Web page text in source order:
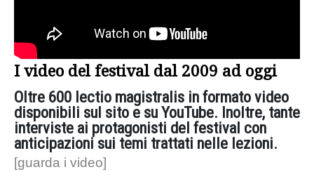
I video del festival dal 2009 ad oggi
Oltre 600 lectio magistralis in formato video
disponibili sul sito e su YouTube. Inoltre, tante
interviste ai protagonisti del festival con